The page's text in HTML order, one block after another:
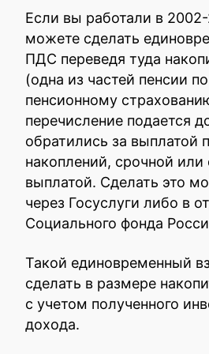
Если вы работали в
можете сделать
ПДС переведя туда
(одна из частей пенсии
пенсионному
перечисление подается
обратились за выплатой
накоплений, срочной
выплатой. Сделать это
через Госуслуги либо в
Социального фонда
Такой единовременный
сделать в размере
с учетом полученного
дохода.